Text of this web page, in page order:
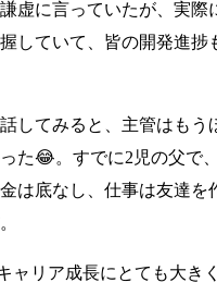
虚に言っていたが、実際
していて、皆の開発進捗
してみると、主管はもう
た😂。すでに2児の父で
は底なし、仕事は友達を
ャリア成長にとても大き